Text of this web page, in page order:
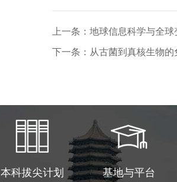
上一条：地球信息科学与全
下一条：从古菌到真核生物的
本科拔尖计划 基地与平台